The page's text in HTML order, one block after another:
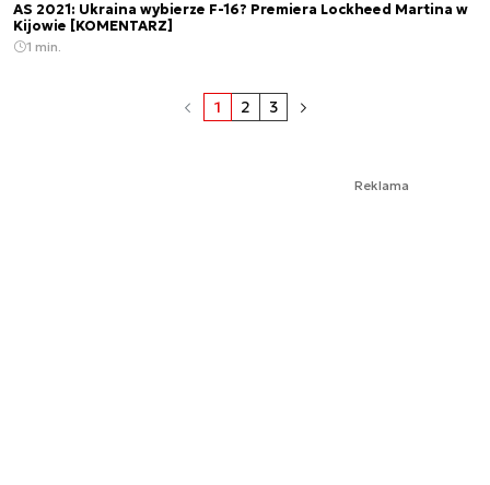
AS 2021: Ukraina wybierze F-16? Premiera Lockheed Martina w
Kijowie [KOMENTARZ]
1 min.
1 2 3
Reklama